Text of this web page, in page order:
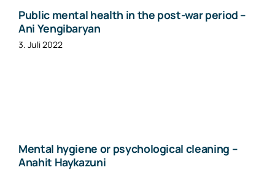
Public mental health in the post-war period –
Ani Yengibaryan
3. Juli 2022
Mental hygiene or psychological cleaning –
Anahit Haykazuni